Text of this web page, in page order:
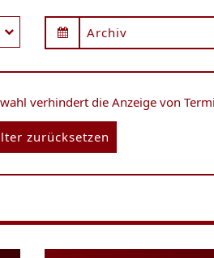
Archiv
verhindert die Anzeige von
zurücksetzen